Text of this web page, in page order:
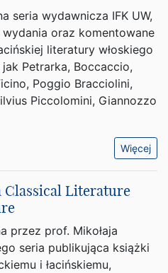
seria wydawnicza IFK UW,
oraz komentowane
literatury włoskiego
Petrarka, Boccaccio,
Poggio Bracciolini,
Piccolomini, Giannozzo
Więcej
Classical Literature
przez prof. Mikołaja
seria publikująca książki
i łacińskiemu,